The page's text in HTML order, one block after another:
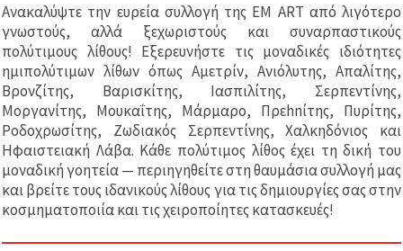
του
ιστότοπου,
να
βελτιώσουμε
την
εμπειρία
σας και, με
τη
συγκατάθεσή
σας, να
αναλύουμε
την
επισκεψιμότητα
και να
προβάλλουμε
περιεχόμενο
Ανακαλύψτε την ευρεία συλλογή της EM ART από λιγότερο
γνωστούς, αλλά ξεχωριστούς και συναρπαστικούς
πολύτιμους λίθους! Εξερευνήστε τις μοναδικές ιδιότητες
ημιπολύτιμων λίθων όπως Αμετρίν, Ανιόλυτης, Απαλίτης,
Βρονζίτης, Βαρισκίτης, Ιασπιλίτης, Σερπεντίνης,
Μοργανίτης, Μουκαΐτης, Μάρμαρο, Πρεhnίτης, Πυρίτης,
Ροδοχρωσίτης, Ζωδιακός Σερπεντίνης, Χαλκηδόνιος και
Ηφαιστειακή Λάβα. Κάθε πολύτιμος λίθος έχει τη δική του
μοναδική γοητεία — περιηγηθείτε στη θαυμάσια συλλογή μας
και βρείτε τους ιδανικούς λίθους για τις δημιουργίες σας στην
κοσμηματοποιία και τις χειροποίητες κατασκευές!